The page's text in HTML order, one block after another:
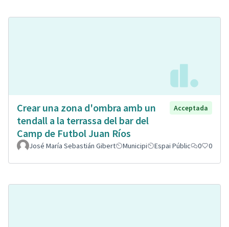
Crear una zona d'ombra amb un
tendall a la terrassa del bar del
Camp de Futbol Juan Ríos
Acceptada
José María Sebastián Gibert Municipi Espai Públic 0 0